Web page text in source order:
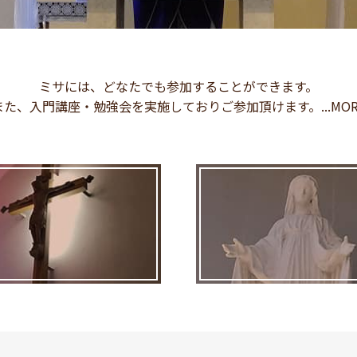
ミサには、どなたでも参加することができます。
た、入門講座・勉強会を実施しておりご参加頂けます。